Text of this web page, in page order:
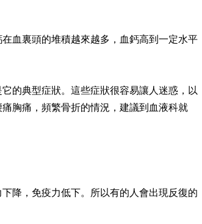
血裏頭的堆積越來越多，血鈣高到一定水平
的典型症狀。這些症狀很容易讓人迷惑，以
胸痛，頻繁骨折的情況，建議到血液科就
降，免疫力低下。所以有的人會出現反復的